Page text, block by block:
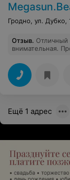
Гродно, ул. Дубко,
Отзыв. Отличный
внимательная.
Ещё 1 адрес